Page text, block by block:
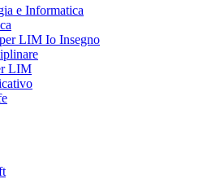
e Informatica
LIM Io Insegno
LIM